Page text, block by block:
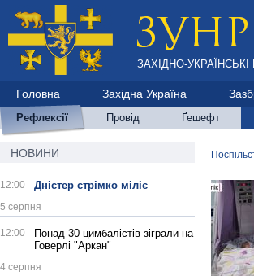
ЗАХІДНО-
Головна Західна Україна
Рефлексії Провід Ґешефт
НОВИНИ
12:00 Дністер стрімко міліє
5 серпня
12:00
Понад 30 цимбалістів зіграли на
Говерлі "Аркан"
4 серпня